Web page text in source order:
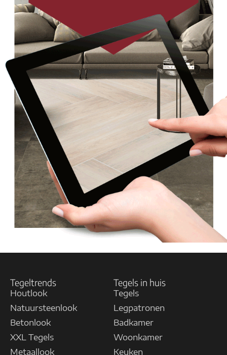
Tegeltrends
Houtlook
Natuursteenlook
Betonlook
XXL Tegels
Metaallook
Tegels in huis
Tegels
Legpatronen
Badkamer
Woonkamer
Keuken